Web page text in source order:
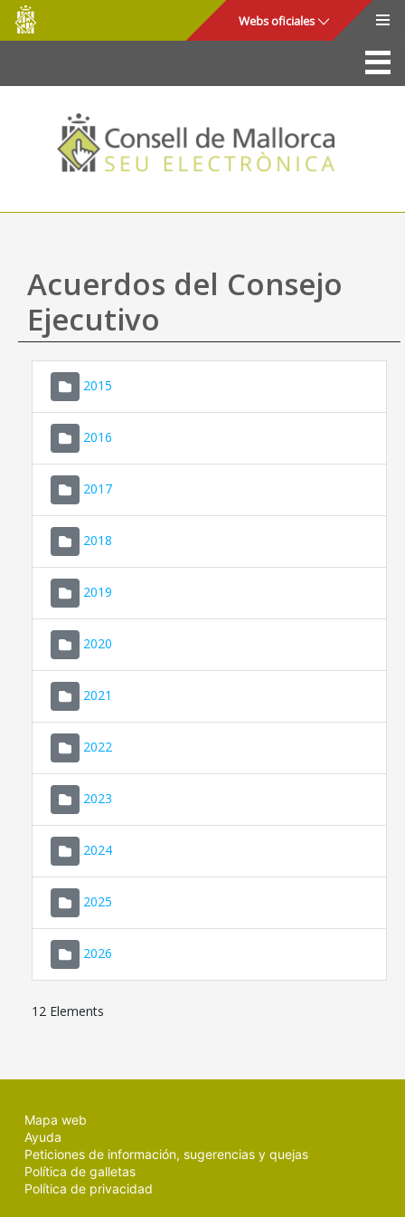
Saltar al contenido principal
Consell
de
Mallorca
Webs oficiales
La Sede
Consejo de Mallorca
Acceso y seguridad
Utilidades
Mapa web
Ayuda
Acuerdos del Consejo
Ejecutivo
2015
2016
2017
2018
2019
2020
2021
2022
2023
2024
2025
2026
12 Elements
Mapa web
Ayuda
Peticiones de información, sugerencias y quejas
Política de galletas
Política de privacidad